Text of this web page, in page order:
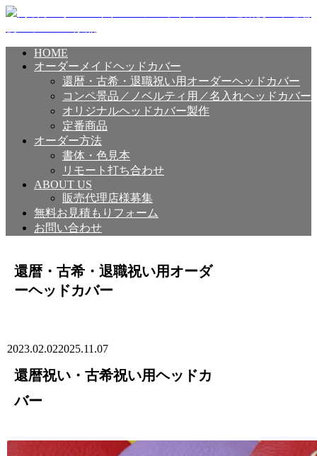
HOME
オーダーメイドヘッドカバー
還暦・古希・退職祝い用オーダーヘッドカバー
コンペ景品／ノベルティ用／名入れヘッドカバー
オリジナルヘッドカバー製作
定番商品
オーダー方法
書体・色見本
リモート打ち合わせ
ABOUT US
販売代理店様募集
無料お見積もりフォーム
お問い合わせ
還暦・古希・退職祝い用オーダ
ーヘッドカバー
2023.02.022025.11.07
還暦祝い・古希祝い用ヘッドカ
バー